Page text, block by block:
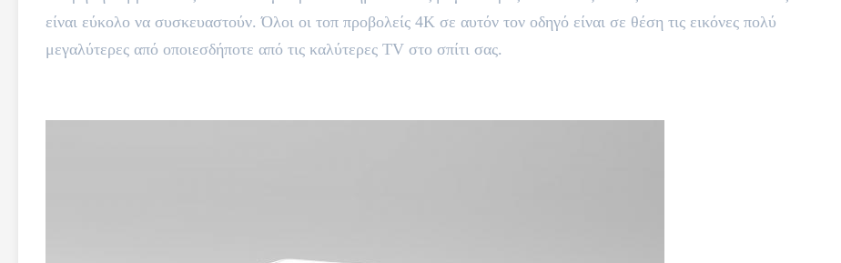
είναι εύκολο να συσκευαστούν. Όλοι οι τοπ προβολείς 4K σε αυτόν τον οδηγό είναι σε θέση τις εικόνες πολύ
μεγαλύτερες από οποιεσδήποτε από τις καλύτερες TV στο σπίτι σας.